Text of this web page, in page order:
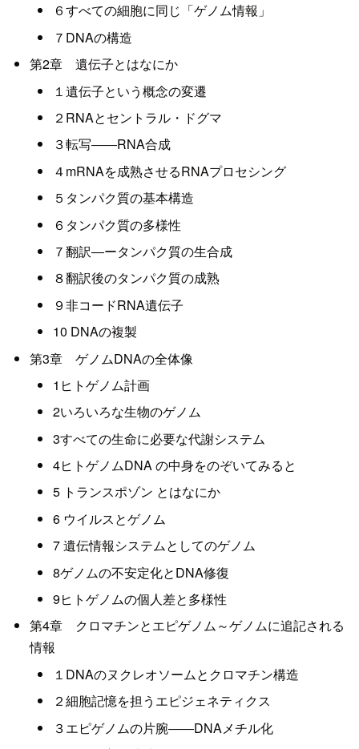
６すべての細胞に同じ「ゲノム情報」
７DNAの構造
第2章 遺伝子とはなにか
１遺伝子という概念の変遷
２RNAとセントラル・ドグマ
３転写――RNA合成
４mRNAを成熟させるRNAプロセシング
５タンパク質の基本構造
６タンパク質の多様性
７翻訳―ータンパク質の生合成
８翻訳後のタンパク質の成熟
９非コードRNA遺伝子
10 DNAの複製
第3章 ゲノムDNAの全体像
1ヒトゲノム計画
2いろいろな生物のゲノム
3すべての生命に必要な代謝システム
4ヒトゲノムDNA の中身をのぞいてみると
5 トランスポゾン とはなにか
6 ウイルスとゲノム
7 遺伝情報システムとしてのゲノム
8ゲノムの不安定化とDNA修復
9ヒトゲノムの個人差と多様性
第4章 クロマチンとエピゲノム～ゲノムに追記される
情報
１DNAのヌクレオソームとクロマチン構造
２細胞記憶を担うエピジェネティクス
３エピゲノムの片腕――DNAメチル化